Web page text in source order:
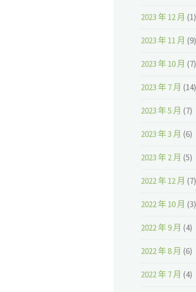
2023 年 12 月 (1)
2023 年 11 月 (9)
2023 年 10 月 (7)
2023 年 7 月 (14)
2023 年 5 月 (7)
2023 年 3 月 (6)
2023 年 2 月 (5)
2022 年 12 月 (7)
2022 年 10 月 (3)
2022 年 9 月 (4)
2022 年 8 月 (6)
2022 年 7 月 (4)